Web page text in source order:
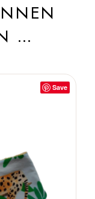
…
Save